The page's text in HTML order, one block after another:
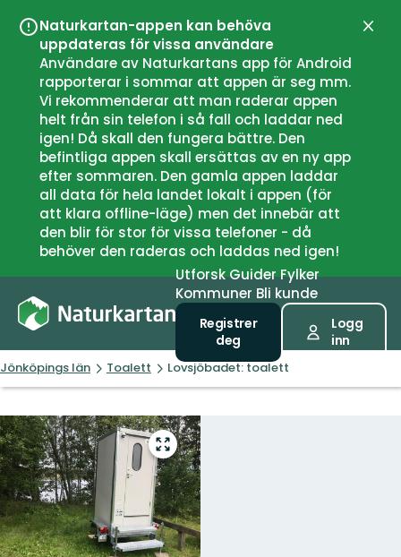
Naturkartan-appen kan behöva
uppdateras för vissa användare
Användare av Naturkartans app för Android
rapporterar i sommar att appen är seg mm.
Vi rekommenderar att man raderar appen
helt från sin telefon i så fall och laddar ned
igen! Då skall den fungera bättre. Den
befintliga appen skall ersättas av en ny app
efter sommaren. Den gamla appen laddar
all data för hela landet lokalt i appen (för
att klara offline-läge) men det innebär att
den blir för stor för vissa telefoner - då
behöver den raderas och laddas ned igen!
Lukk
UtforskGuiderFylker
Kommuner Bli kunde
Registrer
deg
Logg
inn
Jönköpings län Toalett Lovsjöbadet: toalett
Gå
til
fullskjerm